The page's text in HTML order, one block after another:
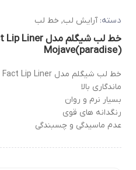
دسته: آرایش لب, خط لب
Mojave(paradise)
خط لب شیگلم مدل Fact Lip Liner رنگ Mojave
ماندگاری بالا
بسیار نرم و روان
رنگدانه های قوی
عدم ماسیدگی و چسبندگی